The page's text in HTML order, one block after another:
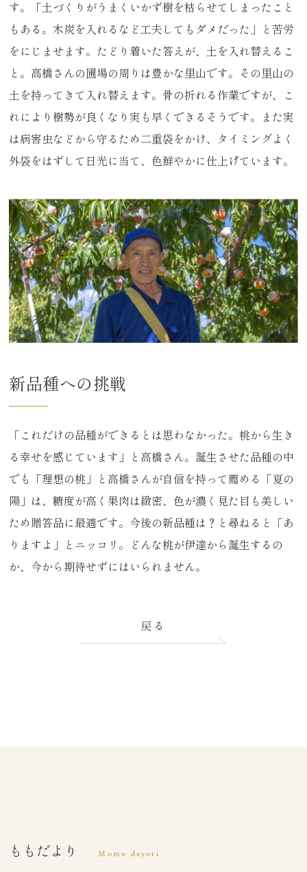
す。「土づくりがうまくいかず樹を枯らせてしまったこと
もある。木炭を入れるなど工夫してもダメだった」と苦労
をにじませます。たどり着いた答えが、土を入れ替えるこ
と。高橋さんの圃場の周りは豊かな里山です。その里山の
土を持ってきて入れ替えます。骨の折れる作業ですが、こ
れにより樹勢が良くなり実も早くできるそうです。また実
は病害虫などから守るため二重袋をかけ、タイミングよく
外袋をはずして日光に当て、色鮮やかに仕上げています。
新品種への挑戦
「これだけの品種ができるとは思わなかった。桃から生き
る幸せを感じています」と高橋さん。誕生させた品種の中
でも「理想の桃」と高橋さんが自信を持って薦める「夏の
陽」は、糖度が高く果肉は緻密、色が濃く見た目も美しい
ため贈答品に最適です。今後の新品種は？と尋ねると「あ
りますよ」とニッコリ。どんな桃が伊達から誕生するの
か、今から期待せずにはいられません。
戻る
ももだより Momo dayori